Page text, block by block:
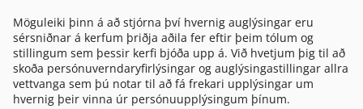
Möguleiki þinn á að stjórna því hvernig auglýsingar eru
sérsniðnar á kerfum þriðja aðila fer eftir þeim tólum og
stillingum sem þessir kerfi bjóða upp á. Við hvetjum þig til að
skoða persónuverndaryfirlýsingar og auglýsingastillingar allra
vettvanga sem þú notar til að fá frekari upplýsingar um
hvernig þeir vinna úr persónuupplýsingum þínum.